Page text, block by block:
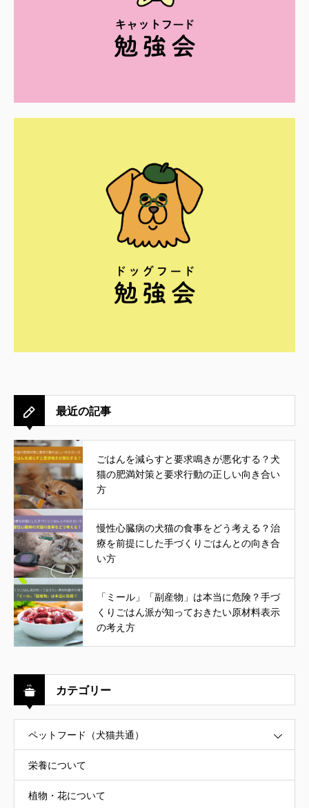
最近の記事
ごはんを減らすと要求鳴きが悪化する？犬
猫の肥満対策と要求行動の正しい向き合い
方
慢性心臓病の犬猫の食事をどう考える？治
療を前提にした手づくりごはんとの向き合
い方
「ミール」「副産物」は本当に危険？手づ
くりごはん派が知っておきたい原材料表示
の考え方
カテゴリー
ペットフード（犬猫共通）
栄養について
植物・花について